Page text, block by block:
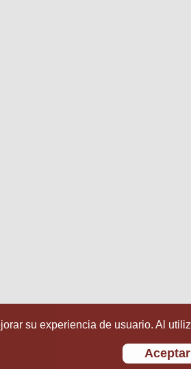
su experiencia de usuario. Al
Aceptar